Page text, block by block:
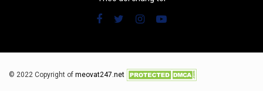
© 2022 Copyright of meovat247.net